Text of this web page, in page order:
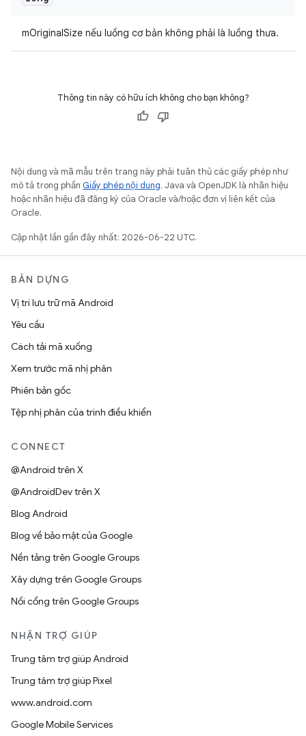
mOriginalSize nếu luồng cơ bản không phải là luồng thưa.
Thông tin này có hữu ích không cho bạn không?
Nội dung và mã mẫu trên trang này phải tuân thủ các giấy phép như
mô tả trong phần Giấy phép nội dung. Java và OpenJDK là nhãn hiệu
hoặc nhãn hiệu đã đăng ký của Oracle và/hoặc đơn vị liên kết của
Oracle.
Cập nhật lần gần đây nhất: 2026-06-22 UTC.
BẢN DỰNG
Vị trí lưu trữ mã Android
Yêu cầu
Cách tải mã xuống
Xem trước mã nhị phân
Phiên bản gốc
Tệp nhị phân của trình điều khiển
CONNECT
@Android trên X
@AndroidDev trên X
Blog Android
Blog về bảo mật của Google
Nền tảng trên Google Groups
Xây dựng trên Google Groups
Nối cổng trên Google Groups
NHẬN TRỢ GIÚP
Trung tâm trợ giúp Android
Trung tâm trợ giúp Pixel
www.android.com
Google Mobile Services